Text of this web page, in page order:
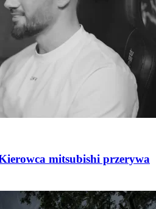
mitsubishi przerywa